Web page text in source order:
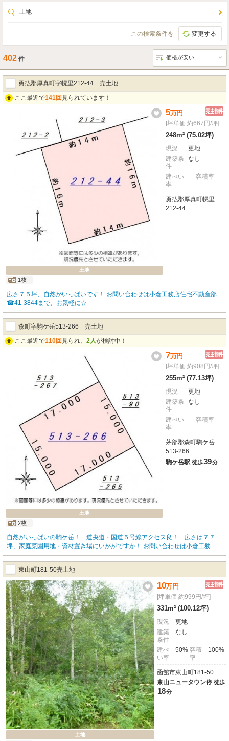
土地
この検索条件を 変更する
402 件
勇払郡厚真町字幌里212-44 売土地
ここ最近で141回 見られています！
土地
1枚
5万円
[坪単価 約667円/坪]
248m² (75.02坪)
現況
更地
建築条
件
なし
建ぺい
率
－ 容積率 －
勇払郡厚真町幌里
212-44
広さ７５坪、自然がいっぱいです！ お問い合わせは小倉工務店住宅不動産部
☎41-3844まで、お気軽に☆
森町字駒ケ岳513-266 売土地
ここ最近で110回 見られ、 2人が検討中！
土地
2枚
7万円
[坪単価 約908円/坪]
255m² (77.13坪)
現況
更地
建築条
件
なし
建ぺい
率
－ 容積率 －
茅部郡森町駒ケ岳
513-266
駒ケ岳駅 徒歩39分
自然がいっぱいの駒ケ岳！ 道央道・国道５号線アクセス良！ 広さは７７
坪、家庭菜園用地・資材置き場にいかがですか！ お問い合わせは小倉工務店
住宅不動産部☎41-3844まで、お気軽に☆
東山町181-50売土地
土地
10万円
[坪単価 約999円/坪]
331m² (100.12坪)
現況
更地
建築
条件
なし
建ぺ
い率
50% 容積
率
100%
函館市東山町181-50
東山ニュータウン停 徒歩
18分